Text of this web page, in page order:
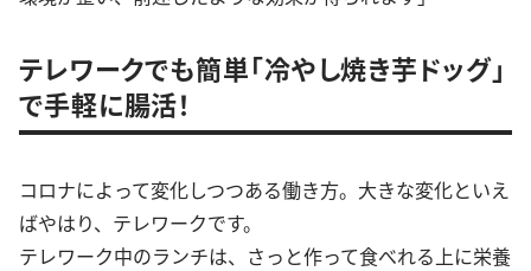
テレワークでも簡単「冷やし焼き芋ドッグ」
で手軽に腸活！
コロナによって変化しつつある働き方。大きな変化といえ
ばやはり、テレワークです。
テレワーク中のランチは、さっと作って食べれる上に栄養